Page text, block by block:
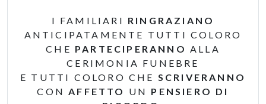
I FAMILIARI RINGRAZIANO
ANTICIPATAMENTE TUTTI COLORO
CHE PARTECIPERANNO ALLA
CERIMONIA FUNEBRE
E TUTTI COLORO CHE SCRIVERANNO
CON AFFETTO UN PENSIERO DI